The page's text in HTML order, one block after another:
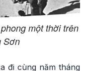
một thời trên
Sơn
đi cùng năm tháng